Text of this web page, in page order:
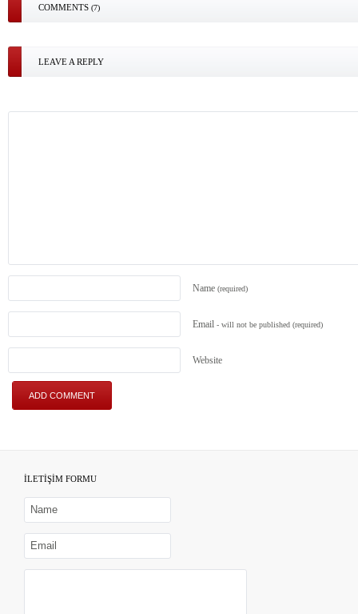
COMMENTS (7)
LEAVE A REPLY
Name (required)
Email - will not be published (required)
Website
İLETİŞİM FORMU